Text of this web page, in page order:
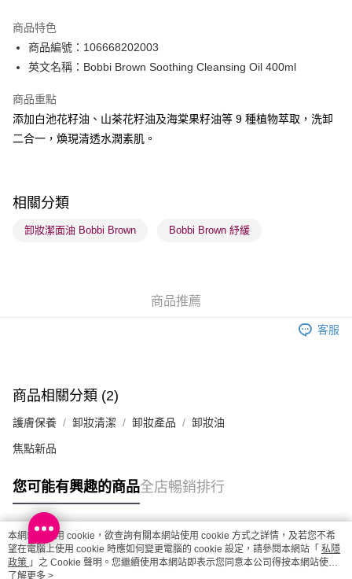
PayMe
WeChat Pay
BoC Pay
送貨方式
每筆HK$65.00，滿HK$300.00或以上免運費
每筆HK$65.00，滿HK$300.00或以上免運費
(香港門市) 只顯示可選門市。確認發貨後2-5個工作天到店，3天內
(澳門門市) 只顯示可選門市。確認發貨後2-5個工作天到店，3天內
取。逾期會取消訂單，並不會安排重寄
每筆HK$20.00，滿HK$100.00或以上免運費
澳門地區配送 - 確認發貨後1-4個工作天送達
商品特色
商品編號：106668202003
英文名稱：Bobbi Brown Soothing Cleansing Oil 400ml
商品重點
添加白池花籽油、山茶花籽油及海棠果籽油等 9 種植物萃取，洗卸
二合一，煥現清透水潤素肌。
相關分類
卸妝潔面油 Bobbi Brown Bobbi Brown 紓緩
商品推薦
客服
商品相關分類 (2)
護膚保養 卸妝清潔 卸妝產品 卸妝油
焦點新品
您可能有興趣的商品全店暢銷排行
熱門標籤
本網站中使用 cookie，欲查詢有關本網站使用 cookie 方式之詳情，及若您不希
望在電腦上使用 cookie 時應如何變更電腦的 cookie 設定，請參閱本網站「 私隱
政策 」之 Cookie 聲明。您繼續使用本網站即表示您同意本公司得按本網站使用
條款之 Cookie 聲明使用 cookie。
了解更多 >